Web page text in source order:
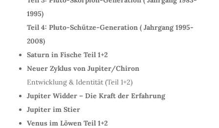
1995)
Teil 4: Pluto-Schütze-Generation ( Jahrgang 1995-
2008)
Saturn in Fische Teil 1+2
Neuer Zyklus von Jupiter/Chiron
Entwicklung & Identität (Teil 1+2)
Jupiter Widder – Die Kraft der Erfahrung
Jupiter im Stier
Venus im Löwen Teil 1+2